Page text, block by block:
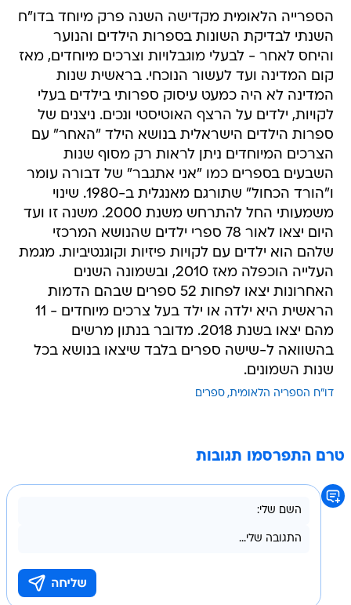
הספרייה הלאומית מקדישה השנה פרק מיוחד בדו"ח
השנתי לבדיקת השונות בספרות הילדים והנוער
והיחס לאחר - לבעלי מוגבלויות וצרכים מיוחדים, מאז
קום המדינה ועד לעשור הנוכחי. בראשית שנות
המדינה לא היה כמעט עיסוק ספרותי בילדים בעלי
לקויות, ילדים על הרצף האוטיסטי ונכים. ניצנים של
ספרות הילדים הישראלית בנושא הילד "האחר" עם
הצרכים המיוחדים ניתן לראות רק מסוף שנות
השבעים בספרים כמו "אני אתגבר" של דבורה עומר
ו"הורד הכחול" שתורגם מאנגלית ב-1980. שינוי
משמעותי החל להתרחש משנת 2000. משנה זו ועד
היום יצאו לאור 78 ספרי ילדים שהנושא המרכזי
שלהם הוא ילדים עם לקויות פיזיות וקוגנטיביות. מגמת
העלייה הוכפלה מאז 2010, ובשמונה השנים
האחרונות יצאו לפחות 52 ספרים שבהם הדמות
הראשית היא ילדה או ילד בעל צרכים מיוחדים - 11
מהם יצאו בשנת 2018. מדובר בנתון מרשים
בהשוואה ל-שישה ספרים בלבד שיצאו בנושא בכל
שנות השמונים.
דו"ח הספריה הלאומית ספרים
טרם התפרסמו תגובות